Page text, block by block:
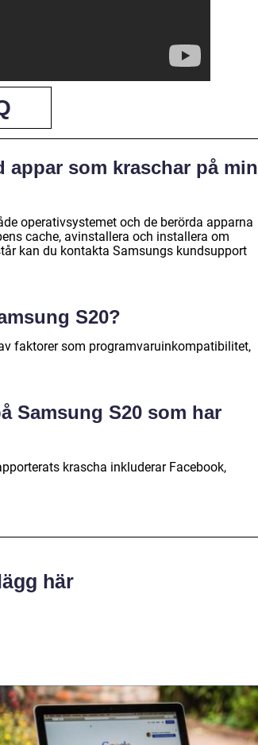
appar som kraschar på min
operativsystemet och de berörda apparna
cache, avinstallera och installera om
kan du kontakta Samsungs kundsupport
S20?
faktorer som programvaruinkompatibilitet,
Samsung S20 som har
krascha inkluderar Facebook,
här